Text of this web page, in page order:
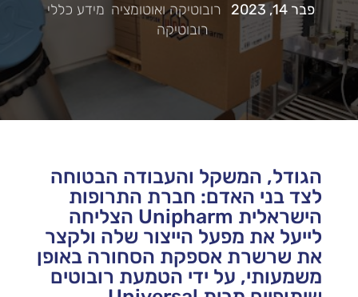
פבר 14, 2023 רובוטיקה ואוטומציה מידע כללי,
רובוטיקה
הגודל, המשקל והעבודה הבטוחה
לצד בני האדם: חברת התרופות
הישראלית Unipharm הצליחה
לייעל את מפעל הייצור שלה ולקצר
את שרשרת אספקת הסחורה באופן
משמעותי, על ידי הטמעת רובוטים